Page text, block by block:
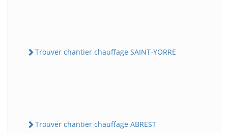
Trouver chantier chauffage SAINT-YORRE
Trouver chantier chauffage ABREST